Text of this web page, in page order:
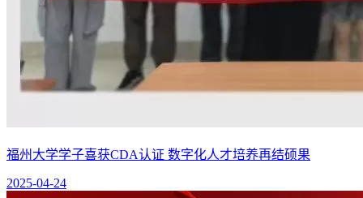
福州大学学子喜获CDA认证 数字化人才培养再结硕果
2025-04-24